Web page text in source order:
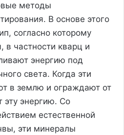
методы
В основе этого
согласно которому
в частности кварц и
энергию под
света. Когда эти
в землю и ограждают от
эту энергию. Со
естественной
эти минералы